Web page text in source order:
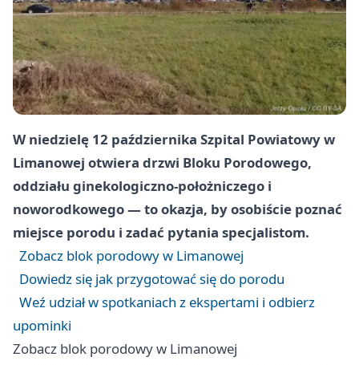
W niedzielę 12 października Szpital Powiatowy w
Limanowej otwiera drzwi Bloku Porodowego,
oddziału ginekologiczno-położniczego i
noworodkowego — to okazja, by osobiście poznać
miejsce porodu i zadać pytania specjalistom.
Zobacz blok porodowy w Limanowej
Dowiedz się jak przygotować się do porodu
Weź udział w spotkaniach z ekspertami i odbierz
upominki
Zobacz blok porodowy w Limanowej